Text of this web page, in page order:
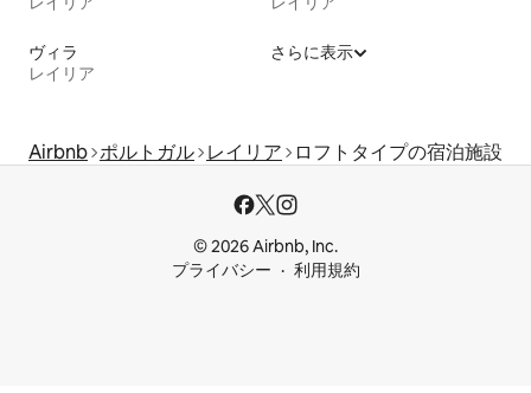
ヴィラ
レイリア
さらに表示
Airbnb ポルトガル レイリア ロフトタイプの宿泊施設
© 2026 Airbnb, Inc.
プライバシー
利用規約